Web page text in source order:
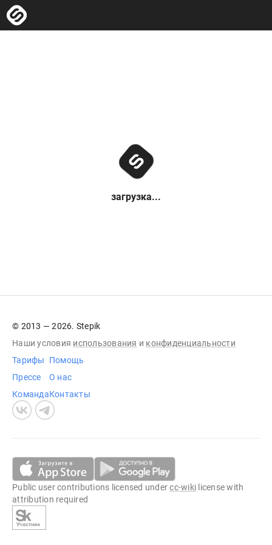
загрузка...
© 2013 — 2026. Stepik
Наши условия использования и конфиденциальности
Тарифы
Прессе
Команда
Помощь
О нас
Контакты
Public user contributions licensed undercc-wiki license with
attribution required